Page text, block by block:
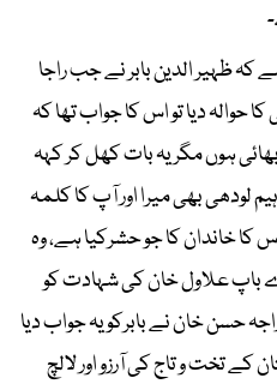
9میں لکھا ہے کہ ظہیر الدین بابر نے جب راجا
حوالہ دیا تو اس کا جواب تھا کہ
ہوں مگر یہ بات کھل کر کہہ
لودھی بھی میرا اور آپ کا کلمہ
کا خاندان کا جو حشرکیا ہے، وہ
باپ علاول خان کی شہادت کو
حسن خان نے بابرکو یہ جواب دیا
تخت و تاج کی آرزو اور لالچ